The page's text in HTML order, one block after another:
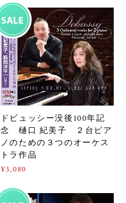
ドビュッシー没後100年記
念 樋口 紀美子 ２台ピア
ノのための３つのオーケス
トラ作品
¥3,080